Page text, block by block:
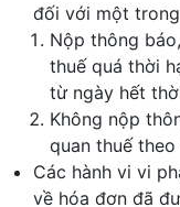
đối với một
Nộp thông
thuế quá thời
từ ngày hết
Không nộp
quan thuế
Các hành vi vi
về hóa đơn đã